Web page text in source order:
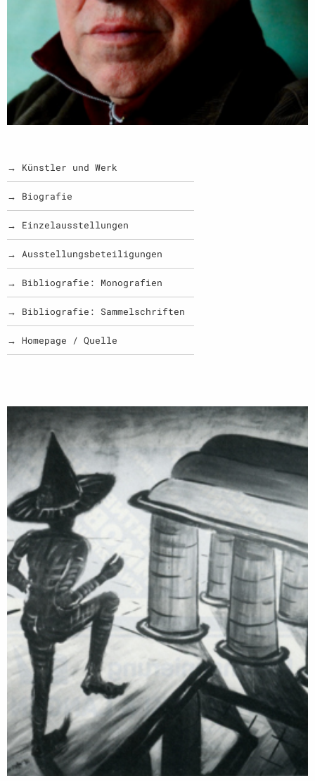
→ Künstler und Werk
→ Biografie
→ Einzelausstellungen
→ Ausstellungsbeteiligungen
→ Bibliografie: Monografien
→ Bibliografie: Sammelschriften
→ Homepage / Quelle